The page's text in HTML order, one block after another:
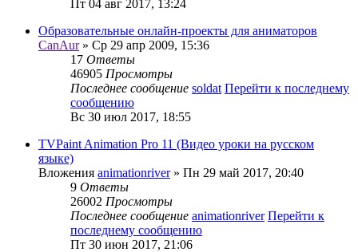
Пт 04 авг 2017, 13:24
Образовательные онлайн-проекты для аниматоров
CanAur» Ср 29 апр 2009, 15:36
17 Ответы
46905 Просмотры
Последнее сообщение soldat Перейти к последнему
сообщению
Вс 30 июл 2017, 18:55
TVPaint Animation Pro 11 (Видео уроки на русском
языке)
Вложения animationriver» Пн 29 май 2017, 20:40
9 Ответы
26002 Просмотры
Последнее сообщение animationriver Перейти к
последнему сообщению
Пт 30 июн 2017, 21:06